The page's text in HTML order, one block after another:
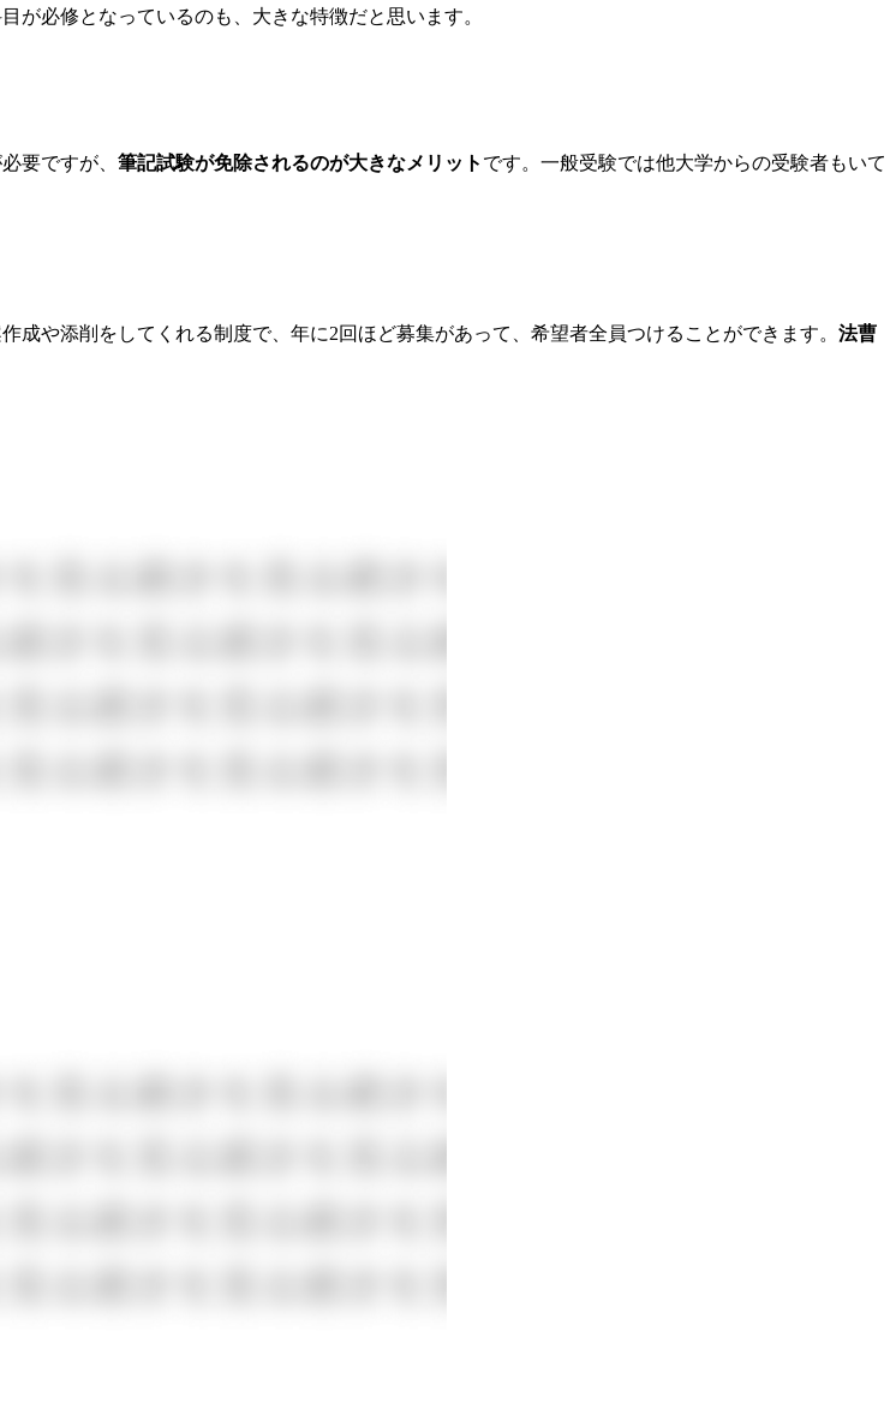
が必修となっているのも、大きな特徴だと思います。
要ですが、 筆記試験が免除されるのが大きなメリット です。一般受験では他大学からの受験者もいて
成や添削をしてくれる制度で、年に2回ほど募集があって、希望者全員つけることができます。 法曹